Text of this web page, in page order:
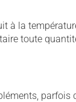
à la
toute